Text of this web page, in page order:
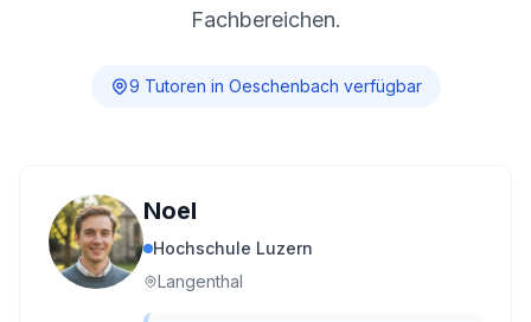
Fachbereichen.
9 Tutoren in Oeschenbach verfügbar
Noel
Hochschule Luzern
Langenthal